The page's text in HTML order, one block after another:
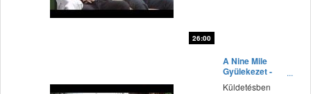
26:00
A Nine Mile
Gyülekezet -
Papua Uj Guinea
Küldetésben